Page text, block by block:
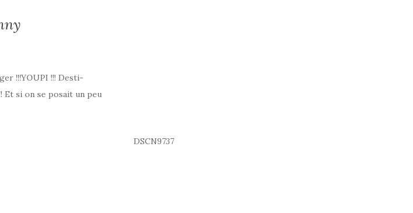
!!!YOUPI !!! Desti-
Et si on se posait un peu
DSCN9737